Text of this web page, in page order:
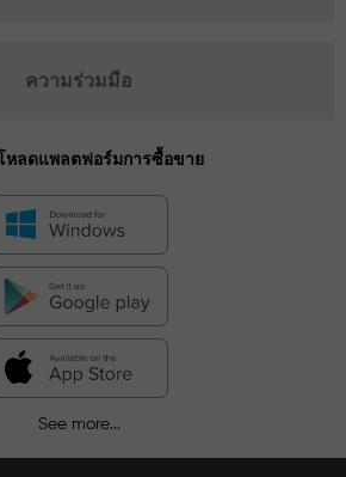
ความร่วมมือ
หลดแพลตฟอร์มการซื้อขาย
See more...